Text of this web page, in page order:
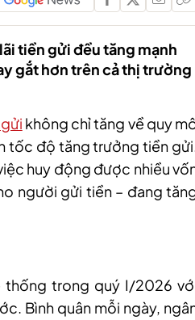
tiền gửi đều tăng mạnh
gắt hơn trên cả thị trường
không chỉ tăng về quy
tốc độ tăng trưởng tiền
huy động được nhiều
người gửi tiền – đang
thống trong quý I/2026
Bình quân mỗi ngày,